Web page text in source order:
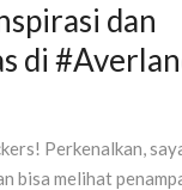
dan
di
Perkenalkan,
bisa melihat